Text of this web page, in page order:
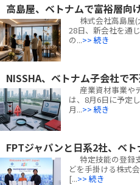
高島屋、ベトナムで富裕層向
株式会社高島屋(
28日、新会社を通
の...>> 続き
NISSHA、ベトナム子会社で
産業資材事業や
は、8月6日に予定
月...>> 続き
FPTジャパンと日系2社、ベ
特定技能の登録
どを手掛ける株式
[...>> 続き